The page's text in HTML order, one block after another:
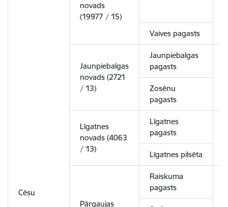
Cēsu
novads
(19977 / 15)
Vaives pagasts
Jaunpiebalgas
novads (2721
/ 13)
Jaunpiebalgas
pagasts
Zosēnu
pagasts
Līgatnes
novads (4063
/ 13)
Līgatnes
pagasts
Līgatnes pilsēta
Pārgaujas
Raiskuma
pagasts